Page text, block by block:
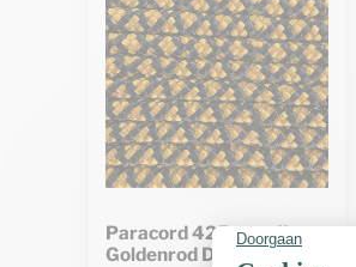
Paracord 425 type II
Goldenrod Diamond